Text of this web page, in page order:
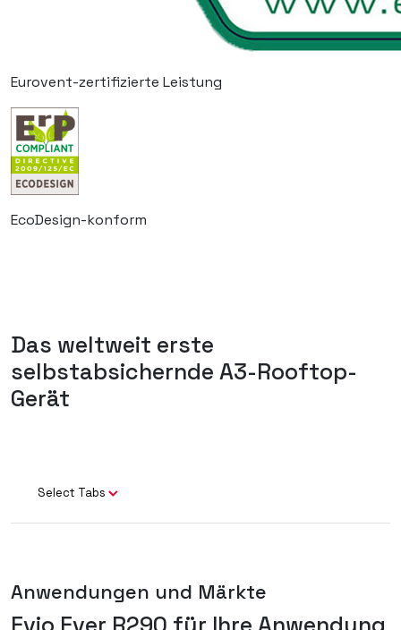
Eurovent-zertifizierte Leistung
EcoDesign-konform
Das weltweit erste
selbstabsichernde A3-Rooftop-
Gerät
Select Tabs
Anwendungen und Märkte